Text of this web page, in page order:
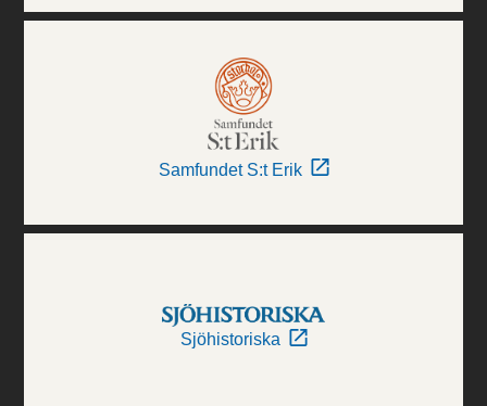
Samfundet S:t Erik
Sjöhistoriska